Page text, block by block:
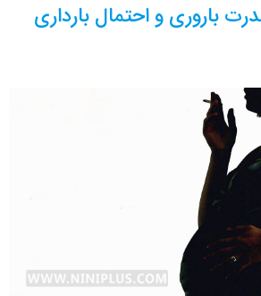
باروری و احتمال بارداری